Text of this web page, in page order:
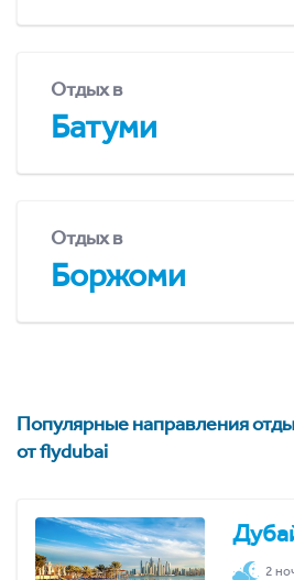
Отдых в
Батуми
Отдых в
Боржоми
Популярные направления
от flydubai
2